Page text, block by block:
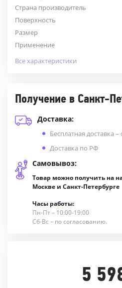
Страна производитель
Поверхность
Размер
Применение
Все характеристики
Получение в Санкт-
Доставка:
Бесплатная доставка –
Доставка по РФ
Самовывоз:
Товар можно получить на
Москве и Санкт-Петербурге
Часы работы:
Пн-Пт – 10:00-19:00
Сб-Вс – по согласованию.
5